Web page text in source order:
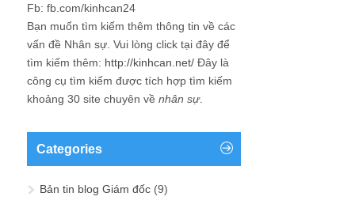
Fb: fb.com/kinhcan24
Bạn muốn tìm kiếm thêm thông tin về các
vấn đề Nhân sự . Vui lòng click tại đây để
tìm kiếm thêm: http://kinhcan.net/ Đây là
công cụ tìm kiếm được tích hợp tìm kiếm
khoảng 30 site chuyên về nhân sự.
Categories
Bản tin blog Giám đốc (9)